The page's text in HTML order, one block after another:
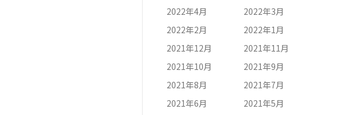
2022年4月
2022年3月
2022年2月
2022年1月
2021年12月
2021年11月
2021年10月
2021年9月
2021年8月
2021年7月
2021年6月
2021年5月